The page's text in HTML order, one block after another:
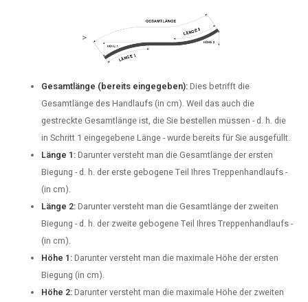
>
Gesamtlänge (bereits eingegeben):Dies betrifft die
Gesamtlänge des Handlaufs (in cm). Weil das auch die
gestreckte Gesamtlänge ist, die Sie bestellen müssen - d. h. die
in Schritt 1 eingegebene Länge - wurde bereits für Sie ausgefüllt.
Länge 1:Darunter versteht man die Gesamtlänge der ersten
Biegung - d. h. der erste gebogene Teil Ihres Treppenhandlaufs -
(in cm).
Länge 2:Darunter versteht man die Gesamtlänge der zweiten
Biegung - d. h. der zweite gebogene Teil Ihres Treppenhandlaufs -
(in cm).
Höhe 1:Darunter versteht man die maximale Höhe der ersten
Biegung (in cm).
Höhe 2:Darunter versteht man die maximale Höhe der zweiten